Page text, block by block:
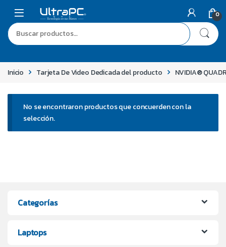
0
Inicio Tarjeta De Video Dedicada del producto NVIDIA®
No se encontraron productos que concuerden con la
selección.
Categorías
Laptops